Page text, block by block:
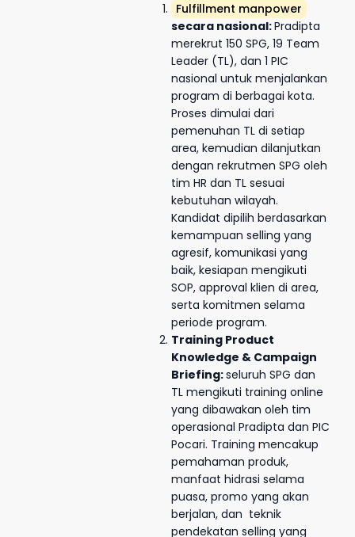
Fulfillment manpower
secara nasional:Pradipta
merekrut 150 SPG, 19 Team
Leader (TL), dan 1 PIC
nasional untuk menjalankan
program di berbagai kota.
Proses dimulai dari
pemenuhan TL di setiap
area, kemudian dilanjutkan
dengan rekrutmen SPG oleh
tim HR dan TL sesuai
kebutuhan wilayah.
Kandidat dipilih berdasarkan
kemampuan selling yang
agresif, komunikasi yang
baik, kesiapan mengikuti
SOP, approval klien di area,
serta komitmen selama
periode program.
Training Product
Knowledge & Campaign
Briefing:seluruh SPG dan
TL mengikuti training online
yang dibawakan oleh tim
operasional Pradipta dan PIC
Pocari. Training mencakup
pemahaman produk,
manfaat hidrasi selama
puasa, promo yang akan
berjalan, dan teknik
pendekatan selling yang